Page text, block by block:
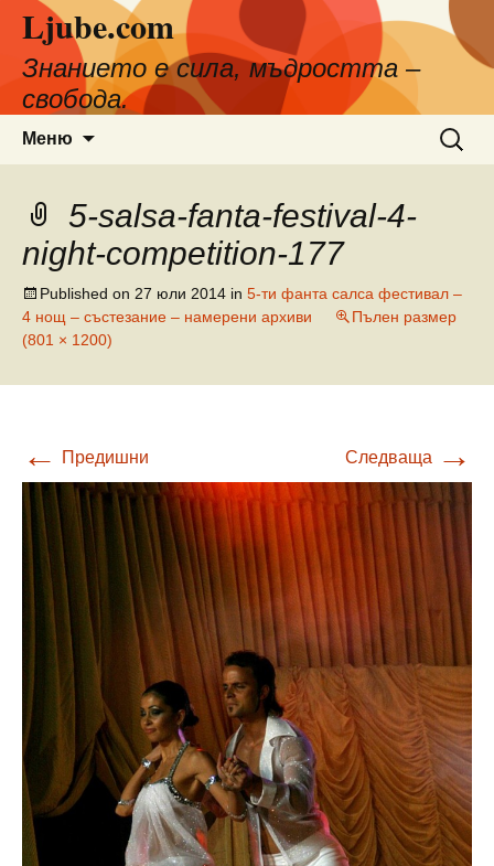
съдържанието
Ljube.com
Знанието е сила, мъдростта –
свобода.
Меню
за:
5-salsa-fanta-festival-4-
night-competition-177
Published on 27 юли 2014 in 5-ти фанта салса фестивал –
4 нощ – състезание – намерени архиви
Пълен размер
(801 × 1200)
← Предишни Следваща →